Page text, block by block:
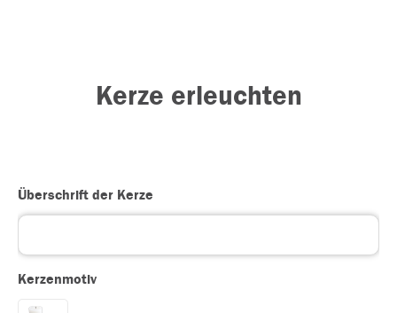
Kerze erleuchten
Überschrift der Kerze
Kerzenmotiv